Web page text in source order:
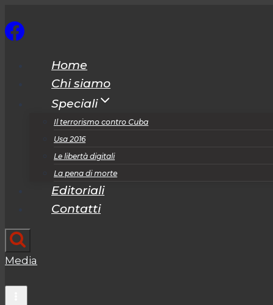
al
Home
Chi siamo
Speciali
Il terrorismo contro Cuba
Usa 2016
Le libertà digitali
La pena di morte
Editoriali
Contatti
Media